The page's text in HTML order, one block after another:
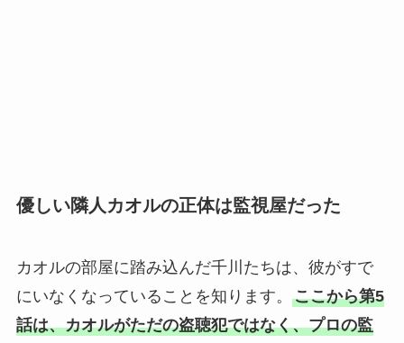
優しい隣人カオルの正体は監視屋だった
カオルの部屋に踏み込んだ千川たちは、彼がすで
にいなくなっていることを知ります。 ここから第5
話は、カオルがただの盗聴犯ではなく、プロの監